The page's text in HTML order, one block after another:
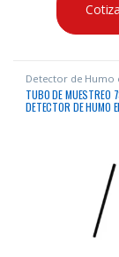
Detector de Humo
TUBO DE MUESTREO
DETECTOR DE HUMO